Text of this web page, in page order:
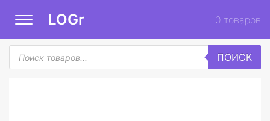
LOGr 0 товаров
Поиск
товаров
ПОИСК